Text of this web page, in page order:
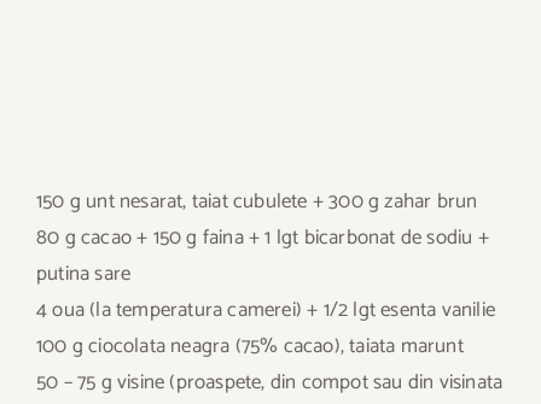
150 g unt nesarat, taiat cubulete + 300 g zahar brun
80 g cacao + 150 g faina + 1 lgt bicarbonat de sodiu +
putina sare
4 oua (la temperatura camerei) + 1/2 lgt esenta vanilie
100 g ciocolata neagra (75% cacao), taiata marunt
50 – 75 g visine (proaspete, din compot sau din visinata